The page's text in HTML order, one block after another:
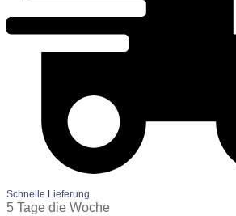
Schnelle Lieferung
5 Tage die Woche